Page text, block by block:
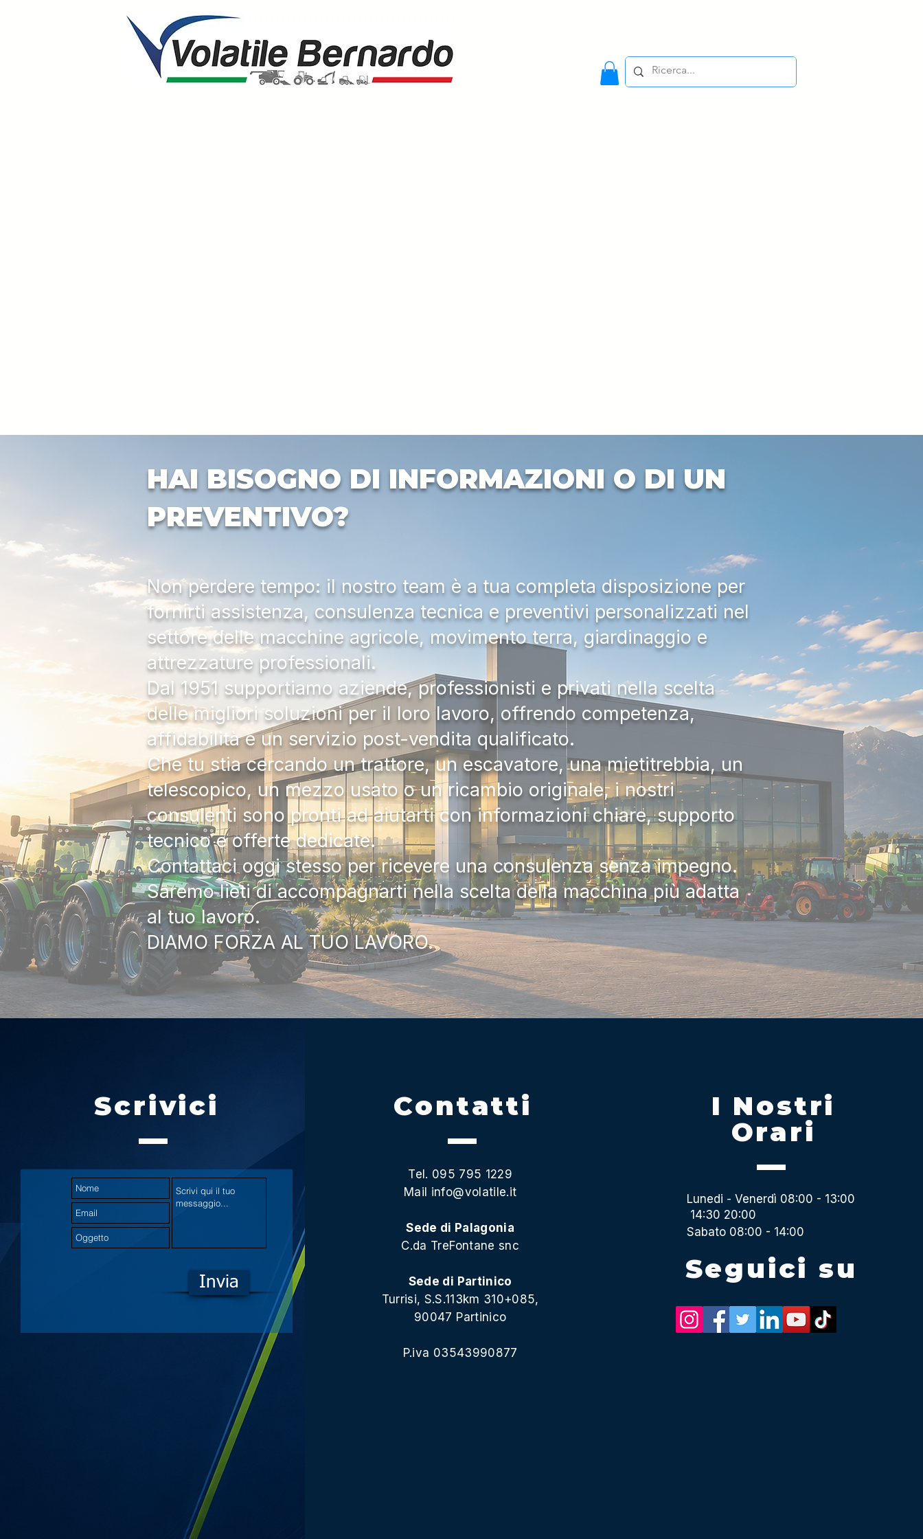
HAI BISOGNO DI INFORMAZIONI O DI UN
PREVENTIVO?
Non perdere tempo: il nostro team è a tua completa disposizione per
fornirti assistenza, consulenza tecnica e preventivi personalizzati nel
settore delle macchine agricole, movimento terra, giardinaggio e
attrezzature professionali.
Dal 1951 supportiamo aziende, professionisti e privati nella scelta
delle migliori soluzioni per il loro lavoro, offrendo competenza,
affidabilità e un servizio post-vendita qualificato.
Che tu stia cercando un trattore, un escavatore, una mietitrebbia, un
telescopico, un mezzo usato o un ricambio originale, i nostri
consulenti sono pronti ad aiutarti con informazioni chiare, supporto
tecnico e offerte dedicate.
Contattaci oggi stesso per ricevere una consulenza senza impegno.
Saremo lieti di accompagnarti nella scelta della macchina più adatta
al tuo lavoro.
DIAMO FORZA AL TUO LAVORO.
Scrivici
Invia
Contatti
Tel. 095 795 1229
Mail info@volatile.it
Sede di Palagonia
C.da TreFontane snc
Sede di Partinico
Turrisi, S.S.113km 310+085,
90047 Partinico
P.iva 03543990877
I Nostri
Orari
Lunedi - Venerdì 08:00 - 13:00
14:30 20:00
Sabato 08:00 - 14:00
Seguici su